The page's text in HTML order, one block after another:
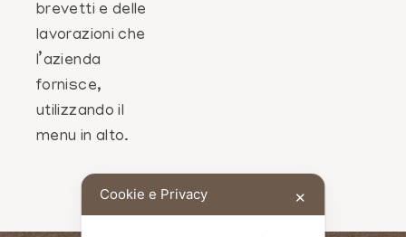
brevetti e delle
lavorazioni che
l’azienda
fornisce,
utilizzando il
menu in alto.
Cookie e Privacy ✕